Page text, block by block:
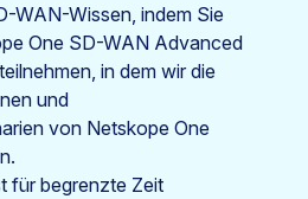
WAN-Wissen, indem Sie
One SD-WAN Advanced
in dem wir die
und
von Netskope One
für begrenzte Zeit